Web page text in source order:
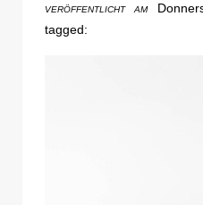
VERÖFFENTLICHT AM
tagged: